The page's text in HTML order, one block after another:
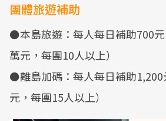
團體旅遊補助
⚫本島旅遊：每人每日補助700
萬元，每團10人以上）
⚫離島加碼：每人每日補助
元，每團15人以上）